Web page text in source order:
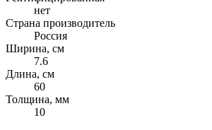
нет
Страна производитель
Россия
Ширина, см
7.6
Длина, см
60
Толщина, мм
10